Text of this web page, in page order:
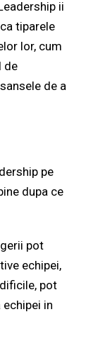
ii
tiparele
lor, cum
de
de a
pe
dupa ce
pot
echipei,
pot
in